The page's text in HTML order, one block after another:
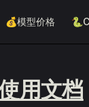
💰模型价格
用文档